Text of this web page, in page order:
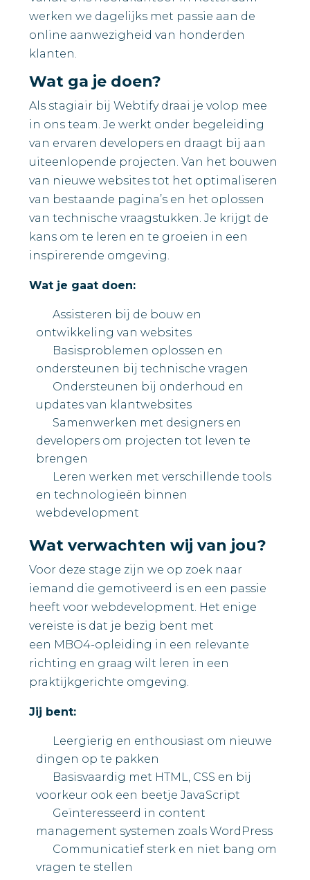
werken we dagelijks met passie aan de
online aanwezigheid van honderden
klanten.
Wat ga je doen?
Als stagiair bij Webtify draai je volop mee
in ons team. Je werkt onder begeleiding
van ervaren developers en draagt bij aan
uiteenlopende projecten. Van het bouwen
van nieuwe websites tot het optimaliseren
van bestaande pagina’s en het oplossen
van technische vraagstukken. Je krijgt de
kans om te leren en te groeien in een
inspirerende omgeving.
Wat je gaat doen:
Assisteren bij de bouw en
ontwikkeling van websites
Basisproblemen oplossen en
ondersteunen bij technische vragen
Ondersteunen bij onderhoud en
updates van klantwebsites
Samenwerken met designers en
developers om projecten tot leven te
brengen
Leren werken met verschillende tools
en technologieën binnen
webdevelopment
Wat verwachten wij van jou?
Voor deze stage zijn we op zoek naar
iemand die gemotiveerd is en een passie
heeft voor webdevelopment. Het enige
vereiste is dat je bezig bent met
een MBO4-opleiding in een relevante
richting en graag wilt leren in een
praktijkgerichte omgeving.
Jij bent:
Leergierig en enthousiast om nieuwe
dingen op te pakken
Basisvaardig met HTML, CSS en bij
voorkeur ook een beetje JavaScript
Geïnteresseerd in content
management systemen zoals WordPress
Communicatief sterk en niet bang om
vragen te stellen